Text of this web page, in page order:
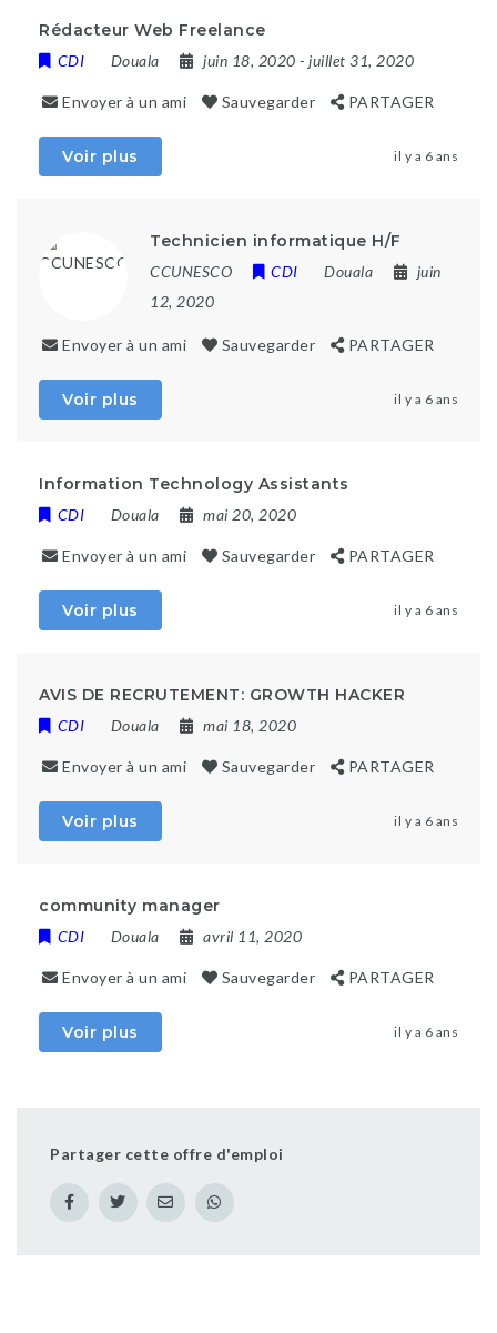
Rédacteur Web Freelance
CDI Douala juin 18, 2020 - juillet 31, 2020
Envoyer à un ami Sauvegarder PARTAGER
Voir plus il y a 6 ans
Technicien informatique H/F
CCUNESCO CDI Douala
juin
12, 2020
Envoyer à un ami Sauvegarder PARTAGER
Voir plus il y a 6 ans
Information Technology Assistants
CDI Douala mai 20, 2020
Envoyer à un ami Sauvegarder PARTAGER
Voir plus il y a 6 ans
AVIS DE RECRUTEMENT: GROWTH HACKER
CDI Douala mai 18, 2020
Envoyer à un ami Sauvegarder PARTAGER
Voir plus il y a 6 ans
community manager
CDI Douala avril 11, 2020
Envoyer à un ami Sauvegarder PARTAGER
Voir plus il y a 6 ans
Partager cette offre d'emploi